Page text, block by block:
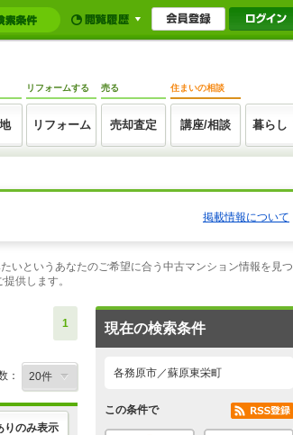
リフォームする
リフォーム
売る
売却査定
住まいの相談
講座/相談 暮らし
掲載情報について
いというあなたのご希望に合う中古マンション情報を見つ
供します。
1
：
りのみ表示
現在の検索条件
各務原市／蘇原東栄町
この条件で